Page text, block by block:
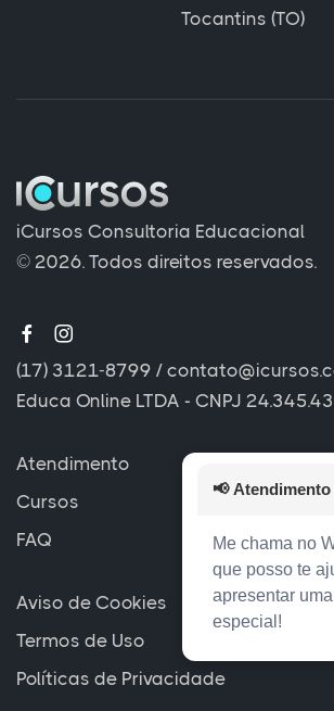
Tocantins (TO)
iCursos Consultoria Educacional
© 2026. Todos direitos reservados.
(17) 3121-8799 /
Educa Online LTDA - CNPJ
Atendimento
Cursos
FAQ
Aviso de Cookies
Termos de Uso
Políticas de Privacidade
📢 Atendimento
Me chama no
que posso te
apresentar
especial!